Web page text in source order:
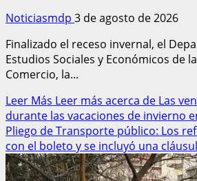
Noticiasmdp 3 de agosto de 2026
Finalizado el receso invernal, el
Estudios Sociales y Económicos de
Comercio, la...
Leer Más Leer más acerca de Las
durante las vacaciones de invierno
Pliego de Transporte público: Los
con el boleto y se incluyó una